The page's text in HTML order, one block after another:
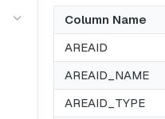
Column Name
AREAID
AREAID_NAME
AREAID_TYPE